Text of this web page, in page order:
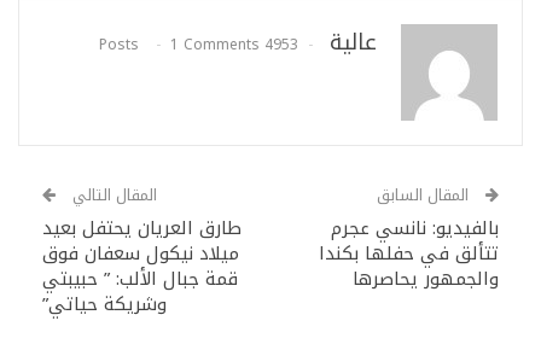
عالية 4953 Posts
1 Comments
المقال السابق
بالفيديو: نانسي عجرم
تتألق في حفلها بكندا
والجمهور يحاصرها
المقال التالي
طارق العريان يحتفل بعيد
ميلاد نيكول سعفان فوق
قمة جبال الألب: ” حبيبتي
وشريكة حياتي”